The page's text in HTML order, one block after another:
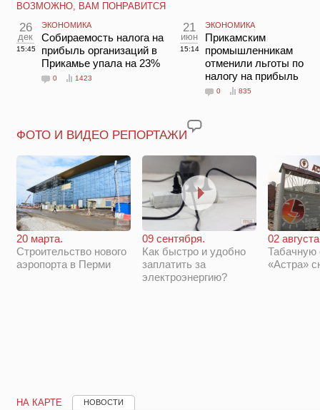
ВОЗМОЖНО, ВАМ ПОНРАВИТСЯ
26
дек
15:45
ЭКОНОМИКА
Собираемость налога на
прибыль организаций в
Прикамье упала на 23%
0 1423
21
июн
15:14
ЭКОНОМИКА
Прикамским
промышленникам
отменили льготы по
налогу на прибыль
0 835
ФОТО И ВИДЕО РЕПОРТАЖИ
20 марта.
Строительство нового
аэропорта в Перми
09 сентября.
Как быстро и удобно
заплатить за
электроэнергию?
02
Табачную
«Астра»
НА КАРТЕ НОВОСТИ